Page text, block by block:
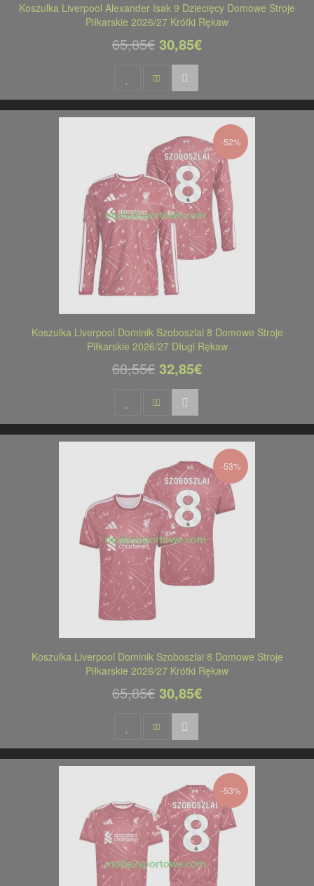
Koszulka Liverpool Alexander Isak 9 Dziecięcy Domowe Stroje
Piłkarskie 2026/27 Krótki Rękaw
65,85€ 30,85€
-52%
Koszulka Liverpool Dominik Szoboszlai 8 Domowe Stroje
Piłkarskie 2026/27 Długi Rękaw
68,55€ 32,85€
-53%
Koszulka Liverpool Dominik Szoboszlai 8 Domowe Stroje
Piłkarskie 2026/27 Krótki Rękaw
65,85€ 30,85€
-53%